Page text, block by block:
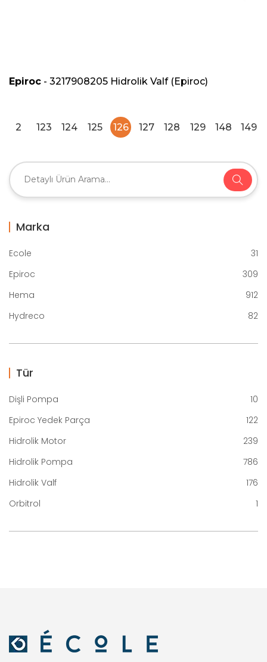
Epiroc - 3217908205 Hidrolik Valf (Epiroc)
2 123 124 125 126 127 128 129 148 149
Marka
Ecole
31
Epiroc
309
Hema
912
Hydreco
82
Tür
Dişli Pompa
10
Epiroc Yedek Parça
122
Hidrolik Motor
239
Hidrolik Pompa
786
Hidrolik Valf
176
Orbitrol
1